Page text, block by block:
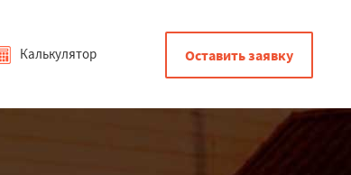
Калькулятор Оставить заявку